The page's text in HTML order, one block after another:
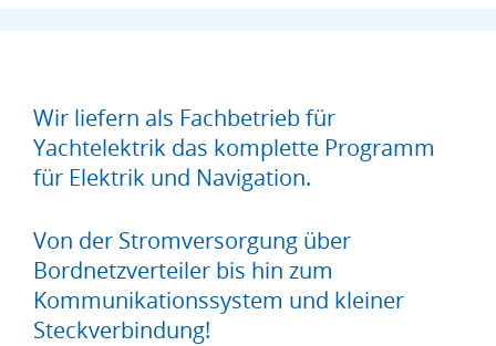
Wir liefern als Fachbetrieb für
Yachtelektrik das komplette Programm
für Elektrik und Navigation.
Von der Stromversorgung über
Bordnetzverteiler bis hin zum
Kommunikationssystem und kleiner
Steckverbindung!